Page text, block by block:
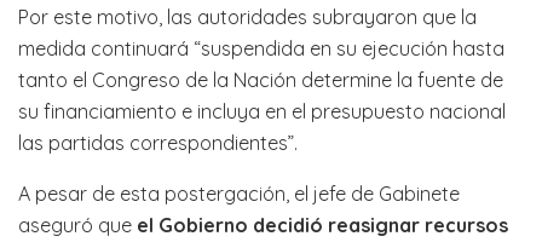
Por este motivo, las autoridades subrayaron que la
medida continuará “suspendida en su ejecución hasta
tanto el Congreso de la Nación determine la fuente de
su financiamiento e incluya en el presupuesto nacional
las partidas correspondientes”.
A pesar de esta postergación, el jefe de Gabinete
aseguró que el Gobierno decidió reasignar recursos